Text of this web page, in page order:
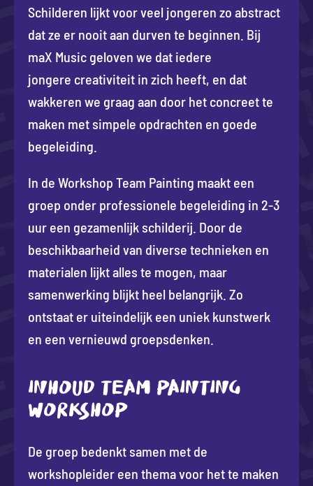
Schilderen lijkt voor veel jongeren zo abstract
dat ze er nooit aan durven te beginnen. Bij
maX Music geloven we dat iedere
jongere creativiteit in zich heeft, en dat
wakkeren we graag aan door het concreet te
maken met simpele opdrachten en goede
begeleiding.
In de Workshop Team Painting maakt een
groep onder professionele begeleiding in 2-3
uur een gezamenlijk schilderij. Door de
beschikbaarheid van diverse technieken en
materialen lijkt alles te mogen, maar
samenwerking blijkt heel belangrijk. Zo
ontstaat er uiteindelijk een uniek kunstwerk
en een vernieuwd groepsdenken.
INHOUD TEAM PAINTING
WORKSHOP
De groep bedenkt samen met de
workshopleider een thema voor het te maken